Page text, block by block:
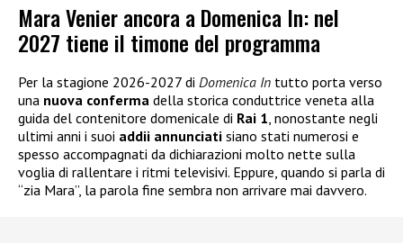
Mara Venier ancora a Domenica In: nel
2027 tiene il timone del programma
Per la stagione 2026-2027 di Domenica In tutto porta verso
una nuova conferma della storica conduttrice veneta alla
guida del contenitore domenicale di Rai 1, nonostante negli
ultimi anni i suoi addii annunciati siano stati numerosi e
spesso accompagnati da dichiarazioni molto nette sulla
voglia di rallentare i ritmi televisivi. Eppure, quando si parla di
“zia Mara”, la parola fine sembra non arrivare mai davvero.